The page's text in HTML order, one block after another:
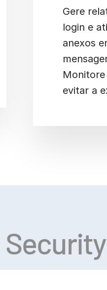
Gere
login e
anexos
evitar a